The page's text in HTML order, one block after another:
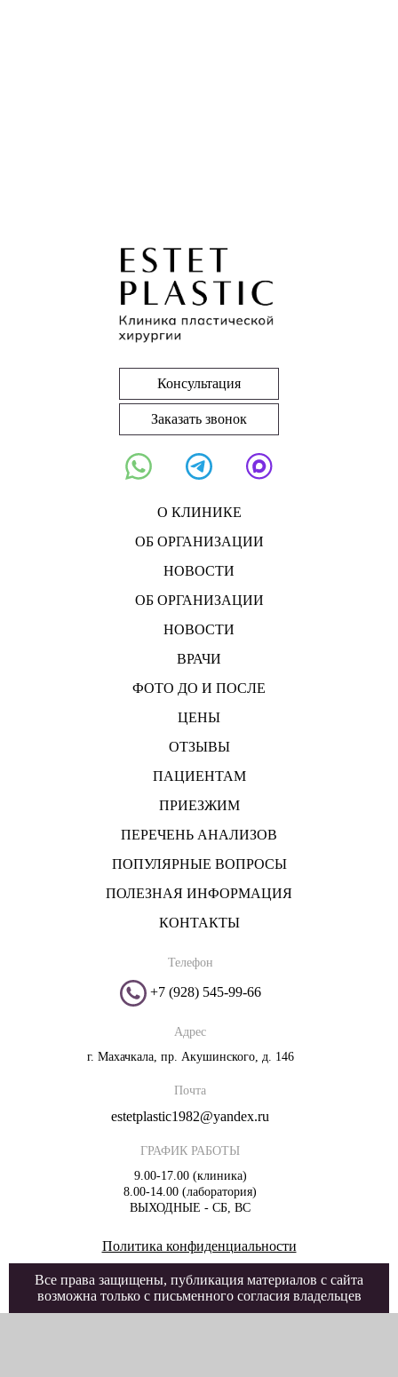
Консультация
Заказать звонок
О КЛИНИКЕ
ОБ ОРГАНИЗАЦИИ
НОВОСТИ
ОБ ОРГАНИЗАЦИИ
НОВОСТИ
ВРАЧИ
ФОТО ДО И ПОСЛЕ
ЦЕНЫ
ОТЗЫВЫ
ПАЦИЕНТАМ
ПРИЕЗЖИМ
ПЕРЕЧЕНЬ АНАЛИЗОВ
ПОПУЛЯРНЫЕ ВОПРОСЫ
ПОЛЕЗНАЯ ИНФОРМАЦИЯ
КОНТАКТЫ
Телефон
+7 (928) 545-99-66
Адрес
г. Махачкала, пр. Акушинского, д. 146
Почта
estetplastic1982@yandex.ru
ГРАФИК РАБОТЫ
9.00-17.00 (клиника)
8.00-14.00 (лаборатория)
ВЫХОДНЫЕ - СБ, ВС
Политика конфиденциальности
Все права защищены, публикация материалов с сайта
возможна только с письменного согласия владельцев